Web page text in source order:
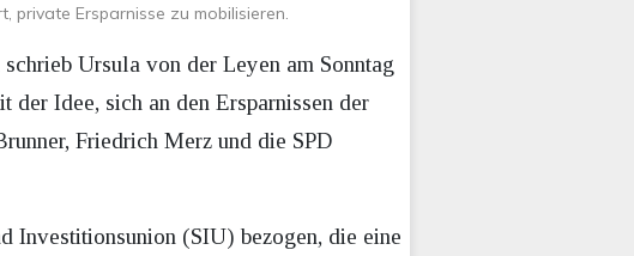
private Ersparnisse zu mobilisieren.
Ursula von der Leyen am Sonntag
der Idee, sich an den Ersparnissen der
Friedrich Merz und die SPD
Investitionsunion (SIU) bezogen, die eine